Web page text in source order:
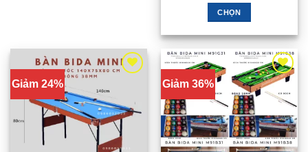
CHỌN
phẩm
này
có
nhiều
biến
thể.
Các
tùy
Giảm 24% Giảm 36%